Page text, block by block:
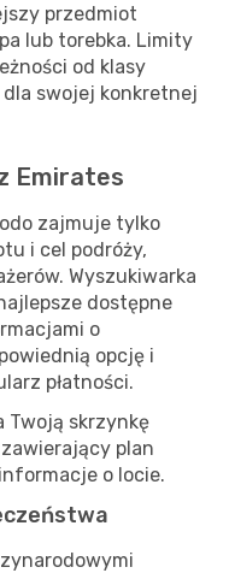
przedmiot
lub torebka. Limity
od klasy
swojej konkretnej
Emirates
zajmuje tylko
i cel podróży,
Wyszukiwarka
dostępne
o
opcję i
płatności.
Twoją skrzynkę
plan
o locie.